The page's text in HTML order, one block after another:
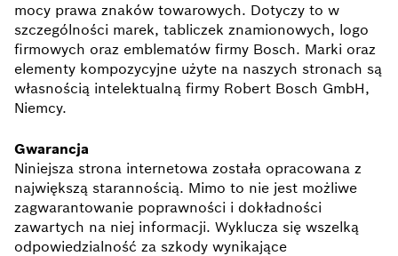
mocy prawa znaków towarowych. Dotyczy to w
szczególności marek, tabliczek znamionowych, logo
firmowych oraz emblematów firmy Bosch. Marki oraz
elementy kompozycyjne użyte na naszych stronach są
własnością intelektualną firmy Robert Bosch GmbH,
Niemcy.
Gwarancja
Niniejsza strona internetowa została opracowana z
największą starannością. Mimo to nie jest możliwe
zagwarantowanie poprawności i dokładności
zawartych na niej informacji. Wyklucza się wszelką
odpowiedzialność za szkody wynikające